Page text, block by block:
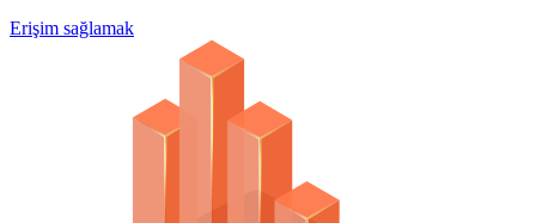
Erişim sağlamak